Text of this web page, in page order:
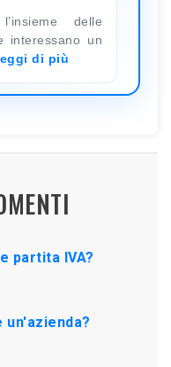
delle
interessano un
di più
partita IVA?
un'azienda?